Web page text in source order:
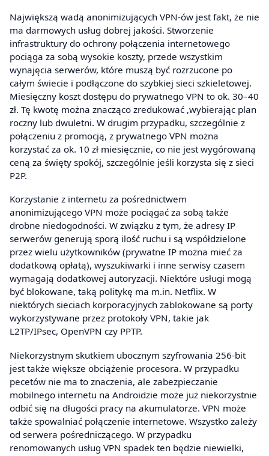
Największą wadą anonimizujących VPN-ów jest fakt, że nie
ma darmowych usług dobrej jakości. Stworzenie
infrastruktury do ochrony połączenia internetowego
pociąga za sobą wysokie koszty, przede wszystkim
wynajęcia serwerów, które muszą być rozrzucone po
całym świecie i podłączone do szybkiej sieci szkieletowej.
Miesięczny koszt dostępu do prywatnego VPN to ok. 30–40
zł. Tę kwotę można znacząco zredukować ,wybierając plan
roczny lub dwuletni. W drugim przypadku, szczególnie z
połączeniu z promocją, z prywatnego VPN można
korzystać za ok. 10 zł miesięcznie, co nie jest wygórowaną
ceną za święty spokój, szczególnie jeśli korzysta się z sieci
P2P.
Korzystanie z internetu za pośrednictwem
anonimizującego VPN może pociągać za sobą także
drobne niedogodności. W związku z tym, że adresy IP
serwerów generują sporą ilość ruchu i są współdzielone
przez wielu użytkowników (prywatne IP można mieć za
dodatkową opłatą), wyszukiwarki i inne serwisy czasem
wymagają dodatkowej autoryzacji. Niektóre usługi mogą
być blokowane, taką politykę ma m.in. Netflix. W
niektórych sieciach korporacyjnych zablokowane są porty
wykorzystywane przez protokoły VPN, takie jak
L2TP/IPsec, OpenVPN czy PPTP.
Niekorzystnym skutkiem ubocznym szyfrowania 256-bit
jest także większe obciążenie procesora. W przypadku
pecetów nie ma to znaczenia, ale zabezpieczanie
mobilnego internetu na Androidzie może już niekorzystnie
odbić się na długości pracy na akumulatorze. VPN może
także spowalniać połączenie internetowe. Wszystko zależy
od serwera pośredniczącego. W przypadku
renomowanych usług VPN spadek ten będzie niewielki,